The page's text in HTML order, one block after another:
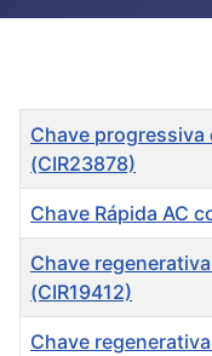
Título
Chave progressiva
(CIR23878)
Chave Rápida AC
Chave
(CIR19412)
Chave